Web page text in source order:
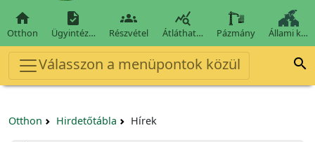

Otthon

Ügyintéz…

Részvétel

Átláthat… Pázmány Állami k…
Válasszon a menüpontok közül 
Otthon Hirdetőtábla Hírek